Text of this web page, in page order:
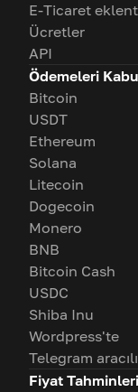
E-Ticaret
Ücretler
API
Ödemeleri
Bitcoin
USDT
Ethereum
Solana
Litecoin
Dogecoin
Monero
BNB
Bitcoin Cash
USDC
Shiba Inu
Wordpress'te
Telegram
Fiyat Tahminleri